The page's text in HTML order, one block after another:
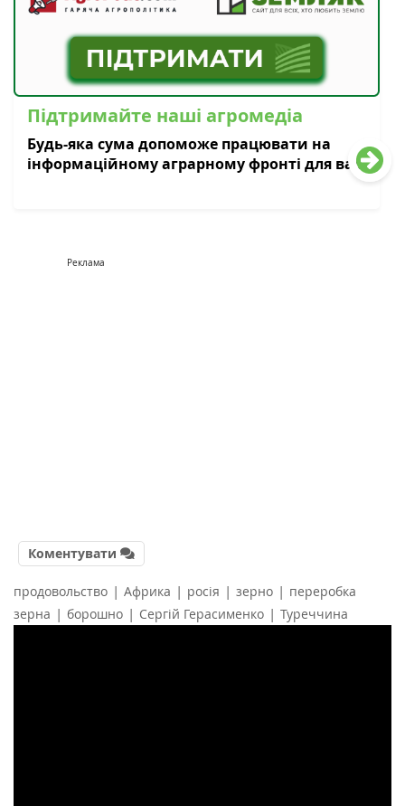
Підтримайте наші агромедіа
Будь-яка сума допоможе працювати на
інформаційному аграрному фронті для вас
Реклама
Коментувати
продовольство | Африка | росія | зерно | переробка
зерна | борошно | Сергій Герасименко | Туреччина